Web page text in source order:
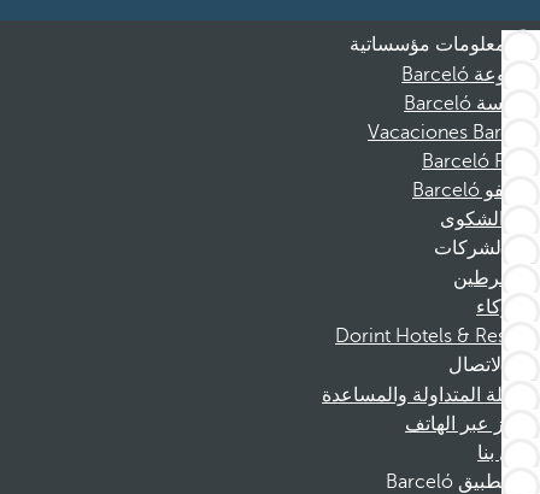
معلومات مؤسساتية
مجموعة Barceló
مؤسسة Barceló
Vacaciones Barceló
Barceló Films
موظفو Barceló
قناة الشكوى
الشركات
المنخرطين
الشركاء
Dorint Hotels & Resorts
الاتصال
الأسئلة المتداولة والمساعدة
الحجز عبر الهاتف
اتصل بنا
تطبيق Barceló